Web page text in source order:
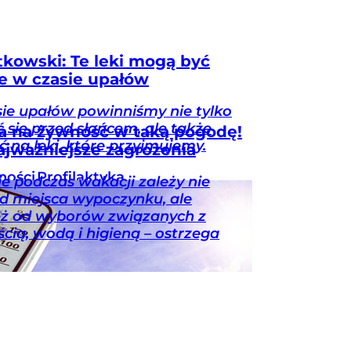
Te leki mogą być
w czasie upałów
upałów powinniśmy nie tylko
się przed słońcem, ale także
na leki, które przyjmujemy.
Profilaktyka
na żywność w taką pogodę!
zagrożenia
podczas wakacji zależy nie
miejsca wypoczynku, ale
od wyborów związanych z
wodą i higieną – ostrzega